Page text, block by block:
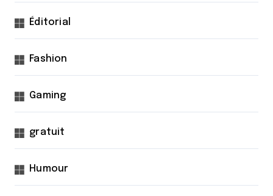
Éditorial
Fashion
Gaming
gratuit
Humour